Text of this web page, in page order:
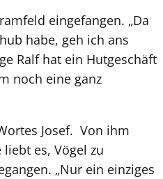
eingefangen. „Da
habe, geh ich ans
Ralf hat ein Hutgeschäft
noch eine ganz
Josef. Von ihm
es, Vögel zu
„Nur ein einziges